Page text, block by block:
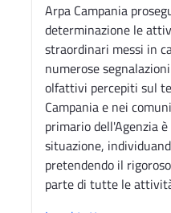
Arpa Campania
determinazione le
straordinari messi in
numerose
olfattivi percepiti sul
Campania e nei
primario dell'Agenzia
situazione,
pretendendo il
parte di tutte le